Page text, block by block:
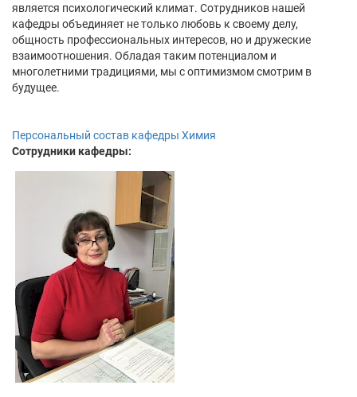
является психологический климат. Сотрудников нашей
кафедры объединяет не только любовь к своему делу,
общность профессиональных интересов, но и дружеские
взаимоотношения. Обладая таким потенциалом и
многолетними традициями, мы с оптимизмом смотрим в
будущее.
Персональный состав кафедры Химия
Сотрудники кафедры: